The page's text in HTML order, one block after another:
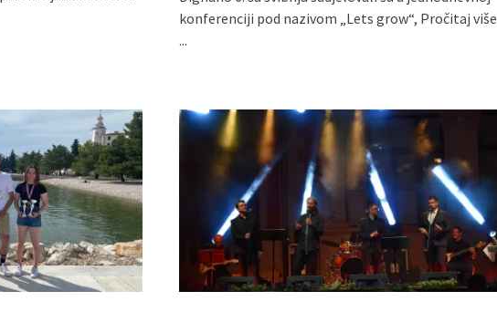
konferenciji pod nazivom „Lets grow“, Pročitaj više
...